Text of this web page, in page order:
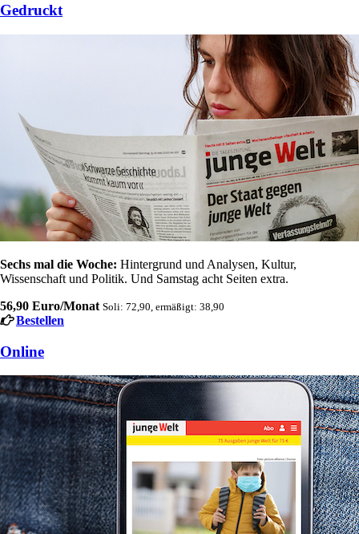
Gedruckt
Sechs mal die Woche: Hintergrund und Analysen, Kultur,
Wissenschaft und Politik. Und Samstag acht Seiten extra.
56,90 Euro/Monat Soli: 72,90, ermäßigt: 38,90
Bestellen
Online